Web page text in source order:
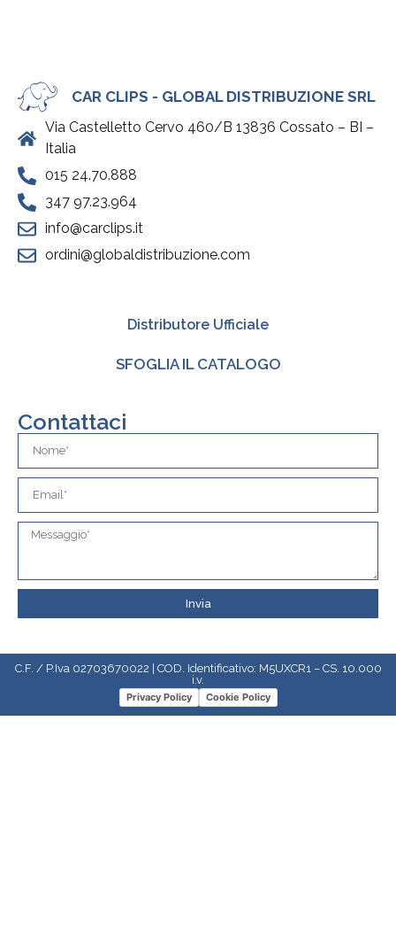
CAR CLIPS - GLOBAL DISTRIBUZIONE SRL
Via Castelletto Cervo 460/B 13836 Cossato – BI –
Italia
015 24.70.888
347 97.23.964
info@carclips.it
ordini@globaldistribuzione.com
Distributore Ufficiale
SFOGLIA IL CATALOGO
Contattaci
Invia
C.F. / P.Iva 02703670022 | COD. Identificativo: M5UXCR1 – CS. 10.000
i.v.
Privacy Policy Cookie Policy